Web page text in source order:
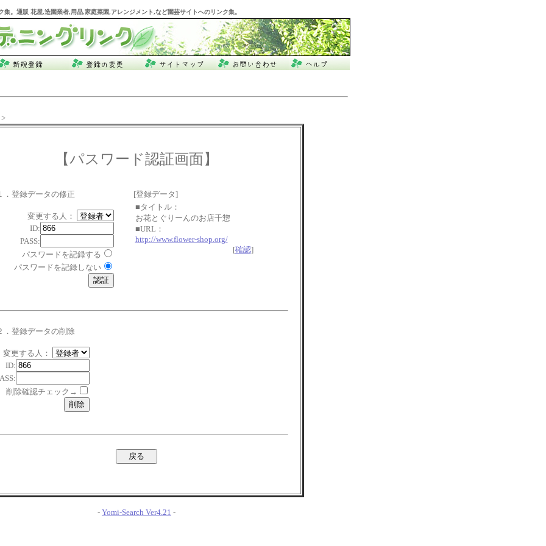
集。通販 花屋,造園業者,用品,家庭菜園,アレンジメント,など園芸サイトへのリンク集。
【パスワード認証画面】
．登録データの修正
変更する人：
ID:
PASS:
パスワードを記録する
パスワードを記録しない
[登録データ]
■タイトル：
お花とぐりーんのお店千惣
■URL：
http://www.flower-shop.org/
[確認]
．登録データの削除
変更する人：
ID:
削除確認チェック→
- Yomi-Search Ver4.21 -